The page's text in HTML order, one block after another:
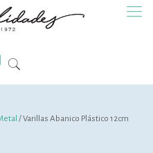
/ Varillas Abanico Plástico 12cm